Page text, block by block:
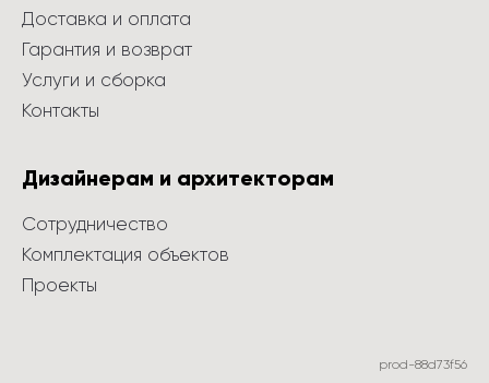
Доставка и оплата
Гарантия и возврат
Услуги и сборка
Контакты
Дизайнерам и архитекторам
Сотрудничество
Комплектация объектов
Проекты
prod-88d73f56